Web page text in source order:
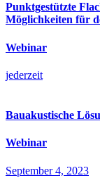
Punktgestützte
Möglichkeiten für
Webinar
jederzeit
Bauakustische
Webinar
September 4, 2023